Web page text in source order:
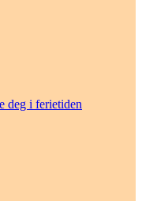
deg i ferietiden